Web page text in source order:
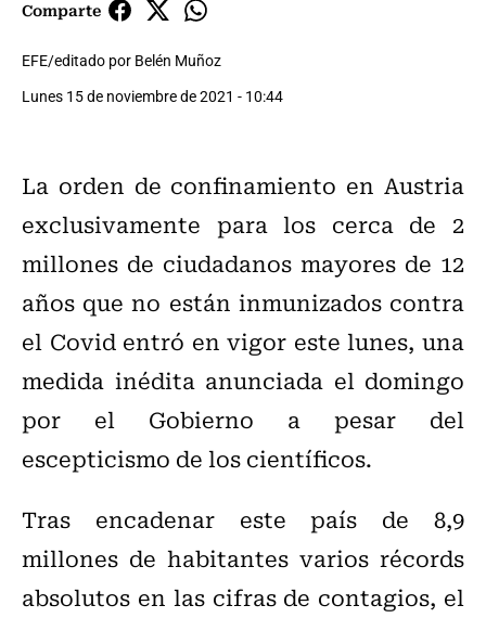
Comparte
EFE/editado por Belén Muñoz
Lunes 15 de noviembre de 2021 - 10:44
La orden de confinamiento en Austria
exclusivamente para los cerca de 2
millones de ciudadanos mayores de 12
años que no están inmunizados contra
el Covid entró en vigor este lunes, una
medida inédita anunciada el domingo
por el Gobierno a pesar del
escepticismo de los científicos.
Tras encadenar este país de 8,9
millones de habitantes varios récords
absolutos en las cifras de contagios, el